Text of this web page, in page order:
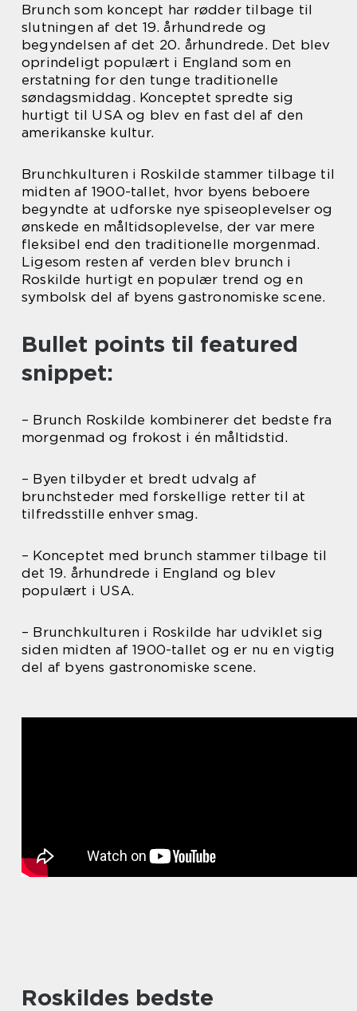
Brunch som koncept har rødder tilbage til
slutningen af det 19. århundrede og
begyndelsen af det 20. århundrede. Det blev
oprindeligt populært i England som en
erstatning for den tunge traditionelle
søndagsmiddag. Konceptet spredte sig
hurtigt til USA og blev en fast del af den
amerikanske kultur.
Brunchkulturen i Roskilde stammer tilbage til
midten af 1900-tallet, hvor byens beboere
begyndte at udforske nye spiseoplevelser og
ønskede en måltidsoplevelse, der var mere
fleksibel end den traditionelle morgenmad.
Ligesom resten af verden blev brunch i
Roskilde hurtigt en populær trend og en
symbolsk del af byens gastronomiske scene.
Bullet points til featured
snippet:
– Brunch Roskilde kombinerer det bedste fra
morgenmad og frokost i én måltidstid.
– Byen tilbyder et bredt udvalg af
brunchsteder med forskellige retter til at
tilfredsstille enhver smag.
– Konceptet med brunch stammer tilbage til
det 19. århundrede i England og blev
populært i USA.
– Brunchkulturen i Roskilde har udviklet sig
siden midten af 1900-tallet og er nu en vigtig
del af byens gastronomiske scene.
Roskildes bedste